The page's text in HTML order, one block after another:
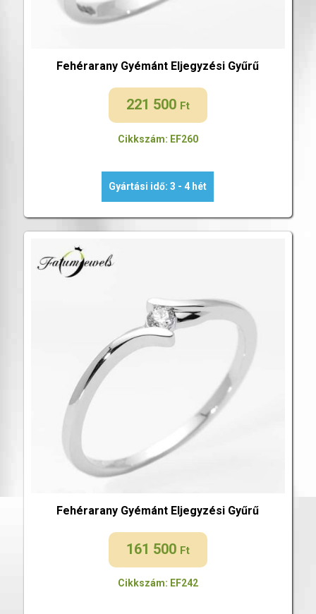
Fehérarany Gyémánt Eljegyzési Gyűrű
221 500 Ft
Cikkszám: EF260
Gyártási idő: 3 - 4 hét
Fehérarany Gyémánt Eljegyzési Gyűrű
161 500 Ft
Cikkszám: EF242